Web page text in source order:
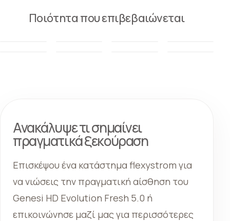
Ποιότητα που επιβεβαιώνεται
Ανακάλυψε τι σημαίνει
πραγματικά ξεκούραση
Επισκέψου ένα κατάστημα flexystrom για
να νιώσεις την πραγματική αίσθηση του
Genesi HD Evolution Fresh 5.0 ή
επικοινώνησε μαζί μας για περισσότερες